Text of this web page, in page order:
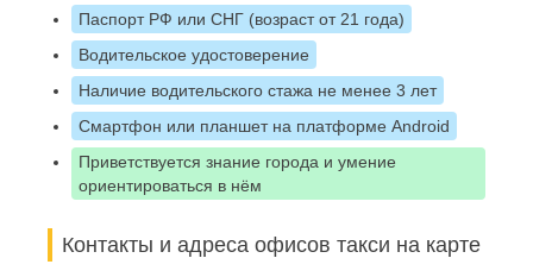
Паспорт РФ или СНГ (возраст от 21 года)
Водительское удостоверение
Наличие водительского стажа не менее 3 лет
Смартфон или планшет на платформе Android
Приветствуется знание города и умение
ориентироваться в нём
Контакты и адреса офисов такси на карте